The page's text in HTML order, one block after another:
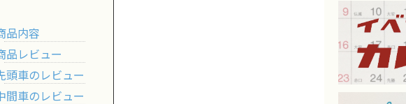
品内容
品レビュー
頭車のレビュー
間車のレビュー